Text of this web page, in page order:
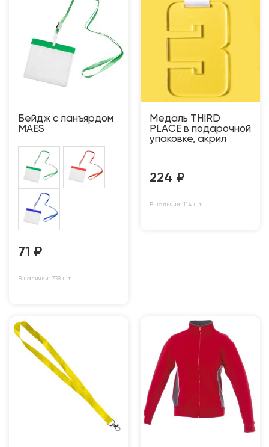
Бейдж с ланъярдом
MAES
71 ₽
В наличии: 738 шт
Медаль THIRD
PLACE в подарочной
упаковке, акрил
224 ₽
В наличии: 114 шт